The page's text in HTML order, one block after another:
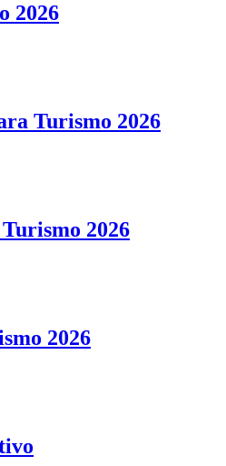
2026
Turismo 2026
2026
2026